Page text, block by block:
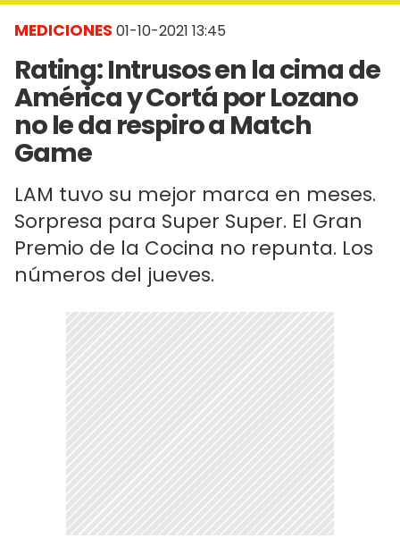
MEDICIONES 01-10-2021 13:45
Rating: Intrusos en la cima de
América y Cortá por Lozano
no le da respiro a Match
Game
LAM tuvo su mejor marca en meses.
Sorpresa para Super Super. El Gran
Premio de la Cocina no repunta. Los
números del jueves.